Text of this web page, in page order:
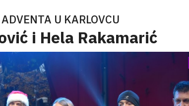
U KARLOVCU
i Hela Rakamarić